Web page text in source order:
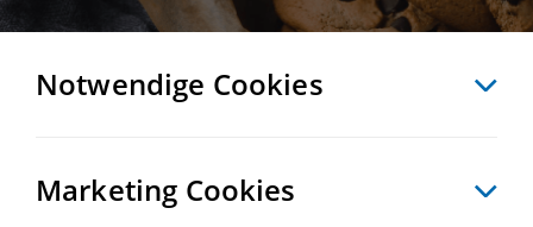
ZURÜCK MERKEN VERGLEICHEN EXPORT PDF
Notwendige Cookies
Marketing Cookies